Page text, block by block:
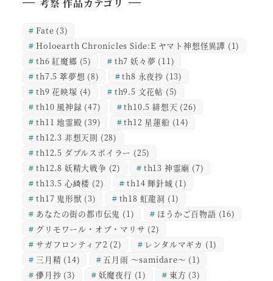
Fate (3)
Holoearth Chronicles Side:E ヤマト神想怪異譚 (1)
th6 紅魔郷 (5) th7 妖々夢 (11)
th7.5 萃夢想 (8) th8 永夜抄 (13)
th9 花映塚 (4) th9.5 文花帖 (5)
th10 風神録 (47) th10.5 緋想天 (26)
th11 地霊殿 (39) th12 星蓮船 (14)
th12.3 非想天則 (28)
th12.5 ダブルスポイラー (25)
th12.8 妖精大戦争 (2) th13 神霊廟 (7)
th13.5 心綺楼 (2) th14 輝針城 (1)
th17 鬼形獣 (3) th18 虹龍洞 (1)
あなたの街の都市伝鬼 (1) ほうかご百物語 (16)
グリモワール・オブ・マリサ (2)
サガフロンティア2 (2) レンタルマギカ (1)
三月精 (14) 五月雨 ～samidare～ (1)
儚月抄 (3) 妖魔夜行 (1) 東方 (3)